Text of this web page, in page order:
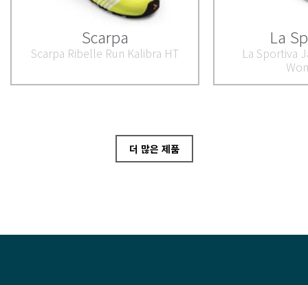
Scarpa
Scarpa Ribelle Run Kalibra HT
La
La Sportiva
더 많은 제품